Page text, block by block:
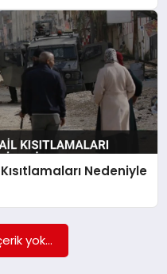
Nedeniyle
yok...